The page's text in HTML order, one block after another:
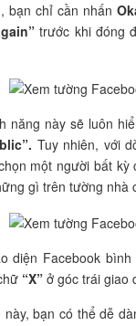
bạn chỉ cần nhấn
trước khi đóng
năng này sẽ luôn
Tuy nhiên, với
một người bất
gì trên tường nhà
diện Facebook
“X”ở góc trái giao
này, bạn có thể dễ